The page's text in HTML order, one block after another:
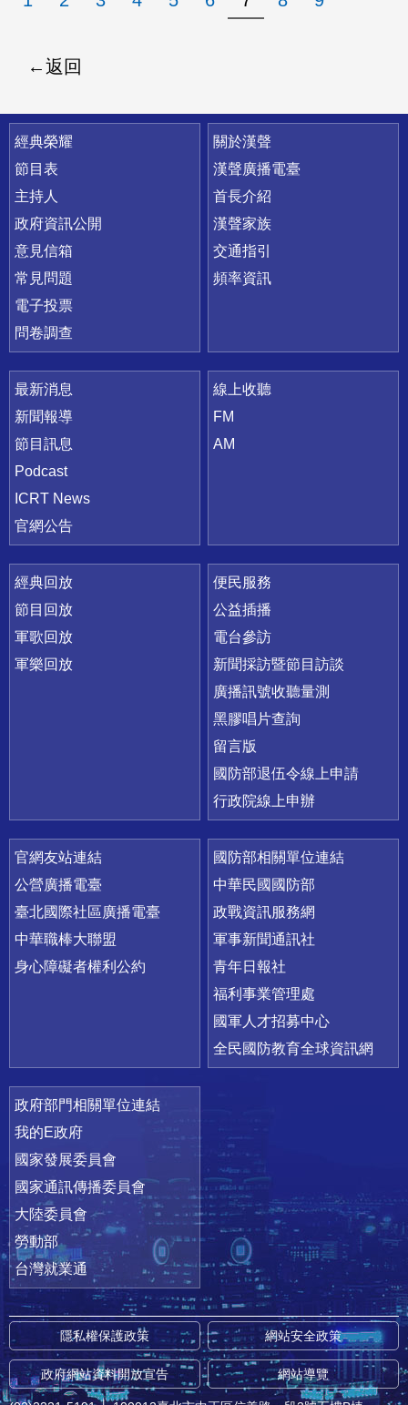
返回
快速連結
經典榮耀
節目表
主持人
政府資訊公開
意見信箱
常見問題
電子投票
問卷調查
關於漢聲
漢聲廣播電臺
首長介紹
漢聲家族
交通指引
頻率資訊
最新消息
新聞報導
節目訊息
Podcast
ICRT News
官網公告
線上收聽
FM
AM
經典回放
節目回放
軍歌回放
軍樂回放
便民服務
公益插播
電台參訪
新聞採訪暨節目訪談
廣播訊號收聽量測
黑膠唱片查詢
留言版
國防部退伍令線上申請
行政院線上申辦
官網友站連結
公營廣播電臺
臺北國際社區廣播電臺
中華職棒大聯盟
身心障礙者權利公約
國防部相關單位連結
中華民國國防部
政戰資訊服務網
軍事新聞通訊社
青年日報社
福利事業管理處
國軍人才招募中心
全民國防教育全球資訊網
政府部門相關單位連結
我的E政府
國家發展委員會
國家通訊傳播委員會
大陸委員會
勞動部
台灣就業通
隱私權保護政策 網站安全政策
政府網站資料開放宣告 網站導覽